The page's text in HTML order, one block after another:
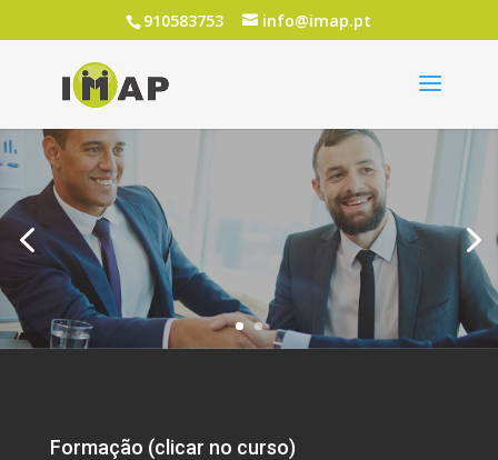
910583753 info@imap.pt
Formação (clicar no curso)